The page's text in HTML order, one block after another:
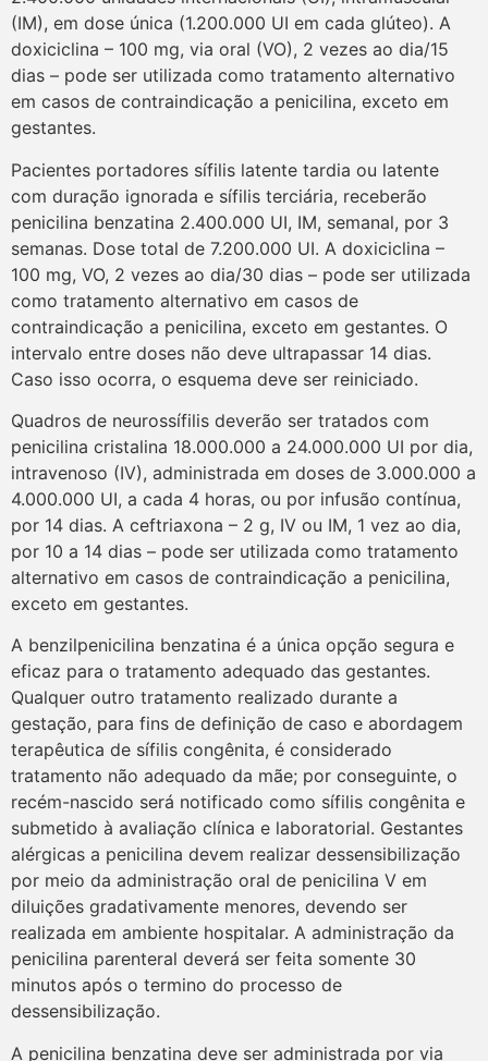
(IM), em dose única (1.200.000 UI em cada glúteo). A
doxiciclina – 100 mg, via oral (VO), 2 vezes ao dia/15
dias – pode ser utilizada como tratamento alternativo
em casos de contraindicação a penicilina, exceto em
gestantes.
Pacientes portadores sífilis latente tardia ou latente
com duração ignorada e sífilis terciária, receberão
penicilina benzatina 2.400.000 UI, IM, semanal, por 3
semanas. Dose total de 7.200.000 UI. A doxiciclina –
100 mg, VO, 2 vezes ao dia/30 dias – pode ser utilizada
como tratamento alternativo em casos de
contraindicação a penicilina, exceto em gestantes. O
intervalo entre doses não deve ultrapassar 14 dias.
Caso isso ocorra, o esquema deve ser reiniciado.
Quadros de neurossífilis deverão ser tratados com
penicilina cristalina 18.000.000 a 24.000.000 UI por dia,
intravenoso (IV), administrada em doses de 3.000.000 a
4.000.000 UI, a cada 4 horas, ou por infusão contínua,
por 14 dias. A ceftriaxona – 2 g, IV ou IM, 1 vez ao dia,
por 10 a 14 dias – pode ser utilizada como tratamento
alternativo em casos de contraindicação a penicilina,
exceto em gestantes.
A benzilpenicilina benzatina é a única opção segura e
eficaz para o tratamento adequado das gestantes.
Qualquer outro tratamento realizado durante a
gestação, para fins de definição de caso e abordagem
terapêutica de sífilis congênita, é considerado
tratamento não adequado da mãe; por conseguinte, o
recém-nascido será notificado como sífilis congênita e
submetido à avaliação clínica e laboratorial. Gestantes
alérgicas a penicilina devem realizar dessensibilização
por meio da administração oral de penicilina V em
diluições gradativamente menores, devendo ser
realizada em ambiente hospitalar. A administração da
penicilina parenteral deverá ser feita somente 30
minutos após o termino do processo de
dessensibilização.
A penicilina benzatina deve ser administrada por via